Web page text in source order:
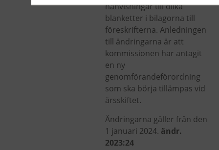
hänvisningar till olika
blanketter i bilagorna till
föreskrifterna. Anledningen
till ändringarna är att
kommissionen har antagit
en ny
genomförandeförordning
som ska börja tillämpas vid
årsskiftet.
Ändringarna gäller från den
1 januari 2024. ändr.
2023:24